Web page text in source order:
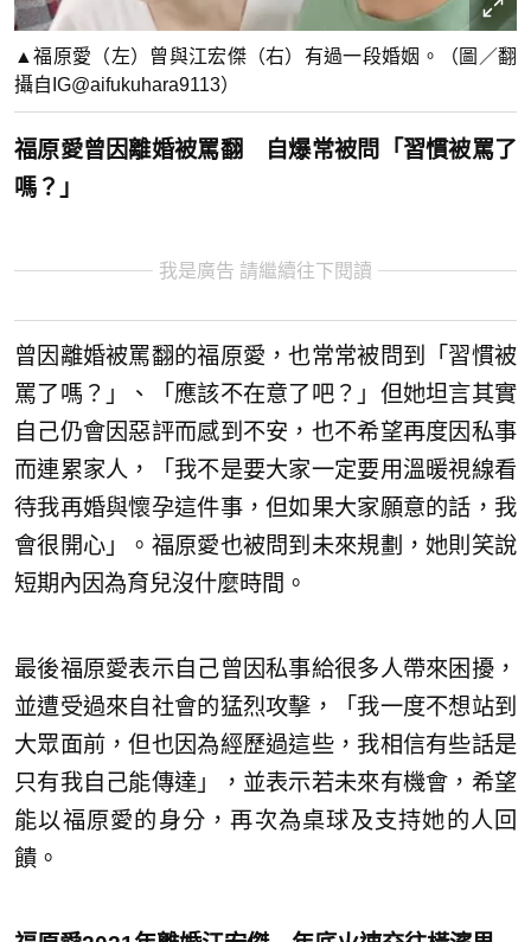
▲福原愛（左）曾與江宏傑（右）有過一段婚姻。（圖／翻
攝自IG@aifukuhara9113）
福原愛曾因離婚被罵翻 自爆常被問「習慣被罵了
嗎？」
我是廣告 請繼續往下閱讀
曾因離婚被罵翻的福原愛，也常常被問到「習慣被
罵了嗎？」、「應該不在意了吧？」但她坦言其實
自己仍會因惡評而感到不安，也不希望再度因私事
而連累家人，「我不是要大家一定要用溫暖視線看
待我再婚與懷孕這件事，但如果大家願意的話，我
會很開心」。福原愛也被問到未來規劃，她則笑說
短期內因為育兒沒什麼時間。
最後福原愛表示自己曾因私事給很多人帶來困擾，
並遭受過來自社會的猛烈攻擊，「我一度不想站到
大眾面前，但也因為經歷過這些，我相信有些話是
只有我自己能傳達」，並表示若未來有機會，希望
能以福原愛的身分，再次為桌球及支持她的人回
饋。